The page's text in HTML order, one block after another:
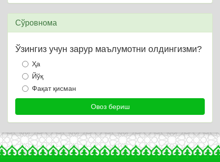
Сўровнома
Ўзингиз учун зарур маълумотни олдингизми?
Ҳа
Йўқ
Фақат қисман